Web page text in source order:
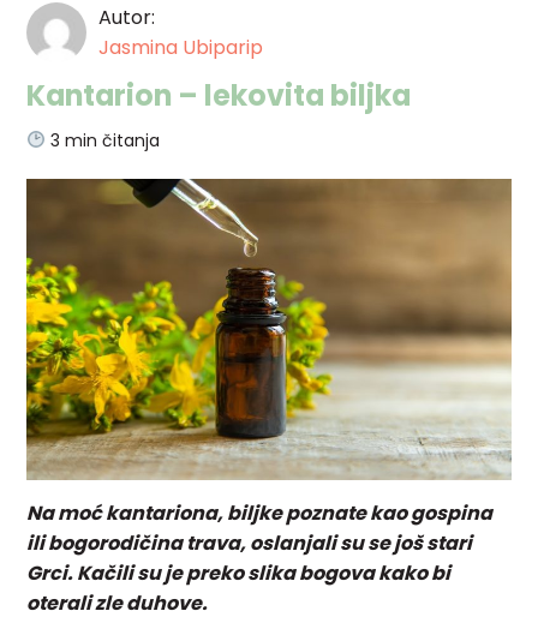
Autor:
Jasmina Ubiparip
Kantarion – lekovita biljka
3 min čitanja
Na moć kantariona, biljke poznate kao gospina
ili bogorodičina trava, oslanjali su se još stari
Grci. Kačili su je preko slika bogova kako bi
oterali zle duhove.